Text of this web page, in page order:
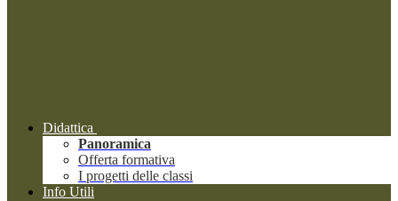
Didattica
Panoramica
Offerta formativa
I progetti delle classi
Info Utili